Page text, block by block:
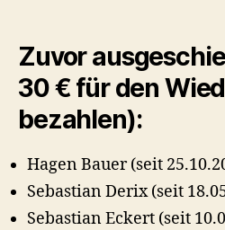
Zuvor
30 € für den
bezahlen):
Hagen Bauer (seit
Sebastian Derix (seit
Sebastian Eckert (seit